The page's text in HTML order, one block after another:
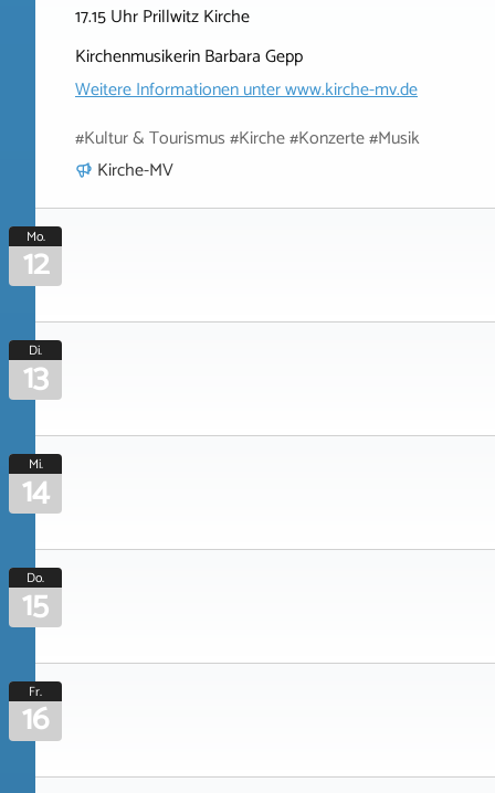
17.15 Uhr Prillwitz Kirche
Kirchenmusikerin Barbara Gepp
Weitere Informationen unterwww.kirche-mv.de
#Kultur & Tourismus #Kirche #Konzerte #Musik
Kirche-MV
Mo.
12
Di.
13
Mi.
14
Do.
15
Fr.
16